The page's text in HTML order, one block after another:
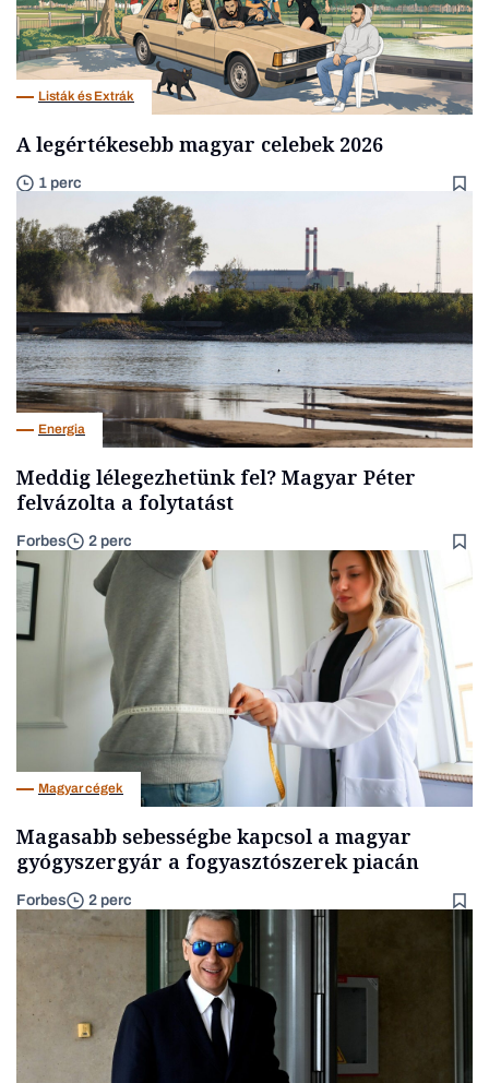
Listák és Extrák
A legértékesebb magyar celebek 2026
1 perc
Energia
Meddig lélegezhetünk fel? Magyar Péter
felvázolta a folytatást
Forbes 2 perc
Magyar cégek
Magasabb sebességbe kapcsol a magyar
gyógyszergyár a fogyasztószerek piacán
Forbes 2 perc